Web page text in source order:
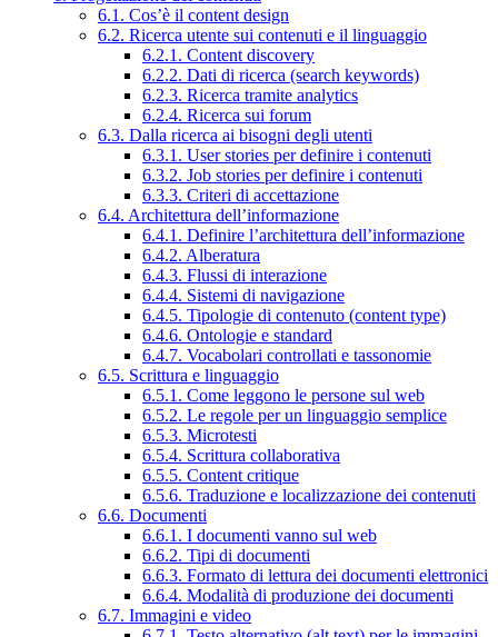
6.1. Cos’è il content design
6.2. Ricerca utente sui contenuti e il linguaggio
6.2.1. Content discovery
6.2.2. Dati di ricerca (search keywords)
6.2.3. Ricerca tramite analytics
6.2.4. Ricerca sui forum
6.3. Dalla ricerca ai bisogni degli utenti
6.3.1. User stories per definire i contenuti
6.3.2. Job stories per definire i contenuti
6.3.3. Criteri di accettazione
6.4. Architettura dell’informazione
6.4.1. Definire l’architettura dell’informazione
6.4.2. Alberatura
6.4.3. Flussi di interazione
6.4.4. Sistemi di navigazione
6.4.5. Tipologie di contenuto (content type)
6.4.6. Ontologie e standard
6.4.7. Vocabolari controllati e tassonomie
6.5. Scrittura e linguaggio
6.5.1. Come leggono le persone sul web
6.5.2. Le regole per un linguaggio semplice
6.5.3. Microtesti
6.5.4. Scrittura collaborativa
6.5.5. Content critique
6.5.6. Traduzione e localizzazione dei contenuti
6.6. Documenti
6.6.1. I documenti vanno sul web
6.6.2. Tipi di documenti
6.6.3. Formato di lettura dei documenti elettronici
6.6.4. Modalità di produzione dei documenti
6.7. Immagini e video